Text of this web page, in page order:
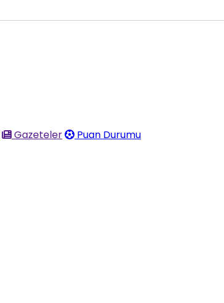
Gazeteler
Puan Durumu